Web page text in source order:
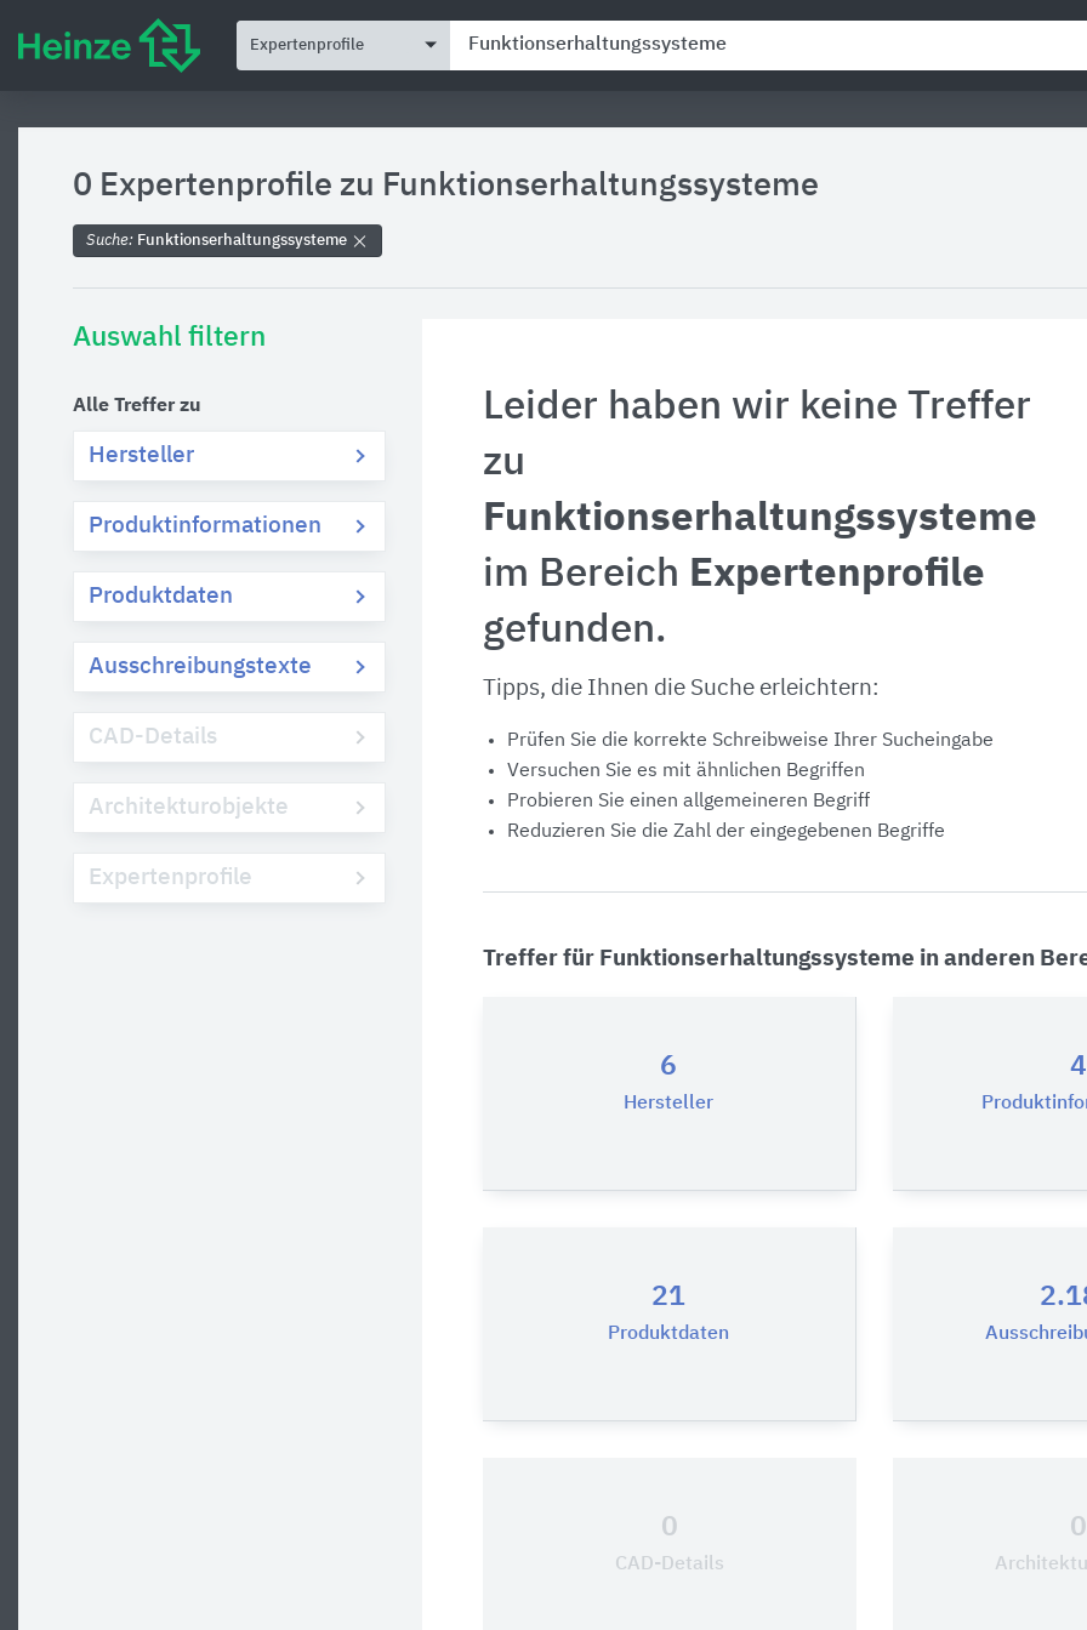
Expertenprofile
0 Expertenprofile zu Funktionserhaltungssysteme
Suche: Funktionserhaltungssysteme
Auswahl filtern
Alle Treffer zu
Hersteller
Produktinformationen
Produktdaten
Ausschreibungstexte
CAD-Details
Architekturobjekte
Expertenprofile
Leider haben wir keine Treffer
zu
Funktionserhaltungssysteme
im Bereich Expertenprofile
gefunden.
Tipps, die Ihnen die Suche erleichtern:
Prüfen Sie die korrekte Schreibweise Ihrer Sucheingabe
Versuchen Sie es mit ähnlichen Begriffen
Probieren Sie einen allgemeineren Begriff
Reduzieren Sie die Zahl der eingegebenen Begriffe
Treffer für Funktionserhaltungssysteme in anderen
6
Hersteller
4
21
Produktdaten
0
CAD-Details
0